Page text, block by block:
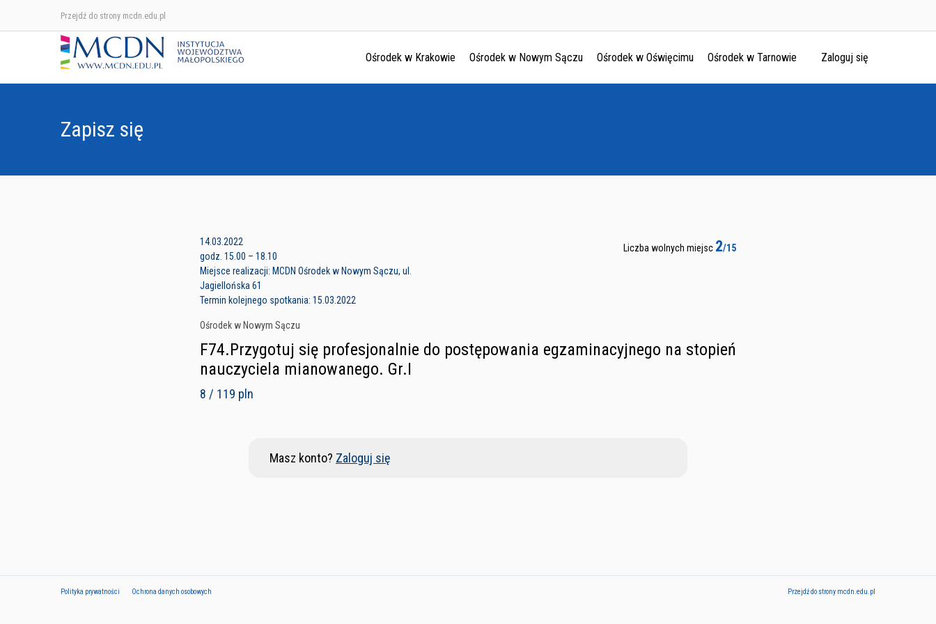
Przejdź do strony mcdn.edu.pl
Ośrodek w Krakowie Ośrodek w Nowym Sączu Ośrodek w Oświęcimu Ośrodek w Tarnowie Zaloguj się
Zapisz się
14.03.2022
godz. 15.00 – 18.10
Miejsce realizacji: MCDN Ośrodek w Nowym Sączu, ul.
Jagiellońska 61
Termin kolejnego spotkania: 15.03.2022
Ośrodek w Nowym Sączu
Liczba wolnych miejsc 2/15
F74.Przygotuj się profesjonalnie do postępowania egzaminacyjnego na stopień
nauczyciela mianowanego. Gr.I
8 / 119 pln
Masz konto? Zaloguj się
Polityka prywatności Ochrona danych osobowych Przejdź do strony mcdn.edu.pl
Ośrodek w Krakowie